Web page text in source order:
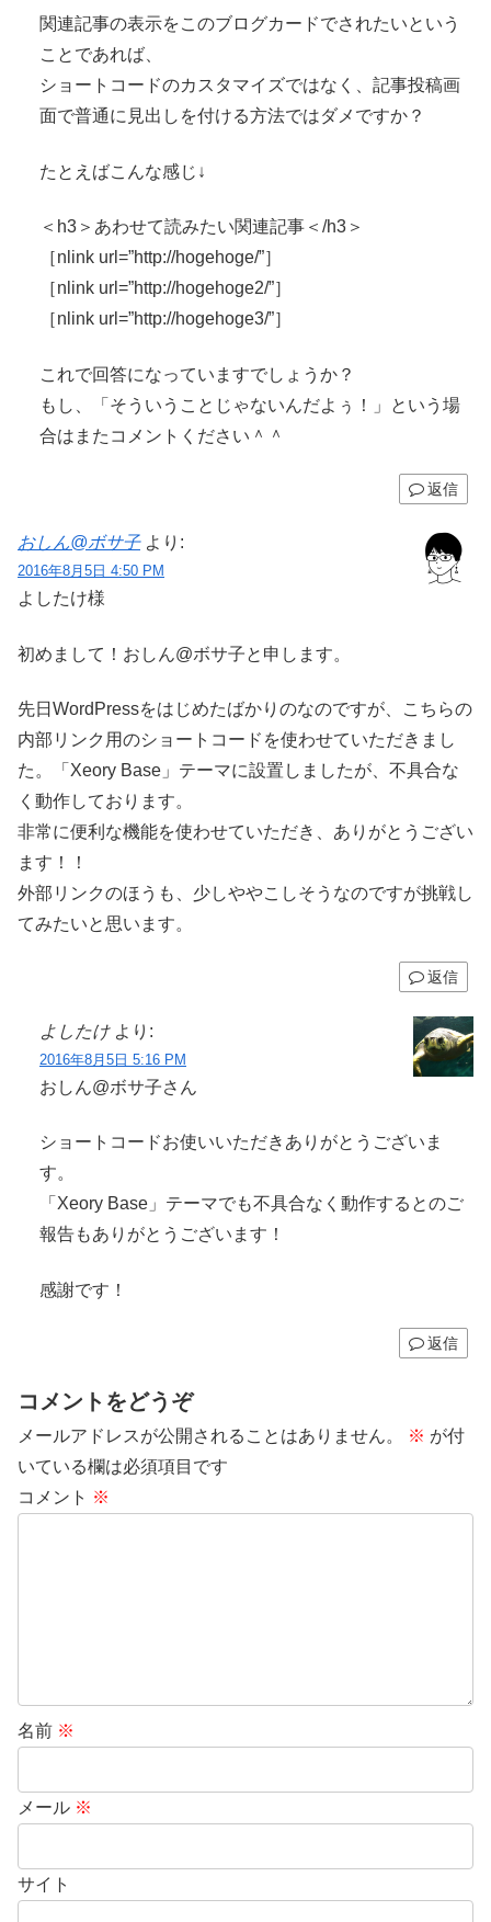
関連記事の表示をこのブログカードでされたいという
ことであれば、
ショートコードのカスタマイズではなく、記事投稿画
面で普通に見出しを付ける方法ではダメですか？
たとえばこんな感じ↓
＜h3＞あわせて読みたい関連記事＜/h3＞
［nlink url=”http://hogehoge/”］
［nlink url=”http://hogehoge2/”］
［nlink url=”http://hogehoge3/”］
これで回答になっていますでしょうか？
もし、「そういうことじゃないんだよぅ！」という場
合はまたコメントください＾＾
返信
おしん@ボサ子 より:
2016年8月5日 4:50 PM
よしたけ様
初めまして！おしん@ボサ子と申します。
先日WordPressをはじめたばかりのなのですが、こちらの
内部リンク用のショートコードを使わせていただきまし
た。「Xeory Base」テーマに設置しましたが、不具合な
く動作しております。
非常に便利な機能を使わせていただき、ありがとうござい
ます！！
外部リンクのほうも、少しややこしそうなのですが挑戦し
てみたいと思います。
返信
よしたけ より:
2016年8月5日 5:16 PM
おしん@ボサ子さん
ショートコードお使いいただきありがとうございま
す。
「Xeory Base」テーマでも不具合なく動作するとのご
報告もありがとうございます！
感謝です！
返信
コメントをどうぞ
メールアドレスが公開されることはありません。 ※ が付
いている欄は必須項目です
コメント ※
名前 ※
メール ※
サイト